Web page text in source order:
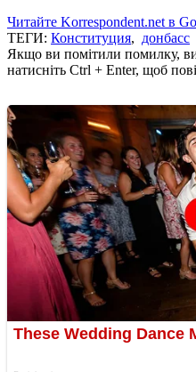
Читайте Korrespondent.net в
ТЕГИ: Конституция, донбасс
Якщо ви помітили помилку,
натисніть Ctrl + Enter, щоб